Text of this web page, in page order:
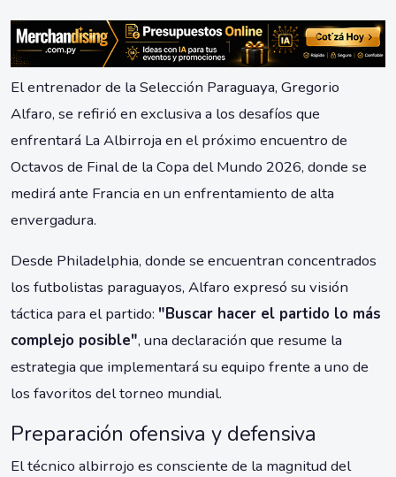
El entrenador de la Selección Paraguaya, Gregorio
Alfaro, se refirió en exclusiva a los desafíos que
enfrentará La Albirroja en el próximo encuentro de
Octavos de Final de la Copa del Mundo 2026, donde se
medirá ante Francia en un enfrentamiento de alta
envergadura.
Desde Philadelphia, donde se encuentran concentrados
los futbolistas paraguayos, Alfaro expresó su visión
táctica para el partido: "Buscar hacer el partido lo más
complejo posible", una declaración que resume la
estrategia que implementará su equipo frente a uno de
los favoritos del torneo mundial.
Preparación ofensiva y defensiva
El técnico albirrojo es consciente de la magnitud del